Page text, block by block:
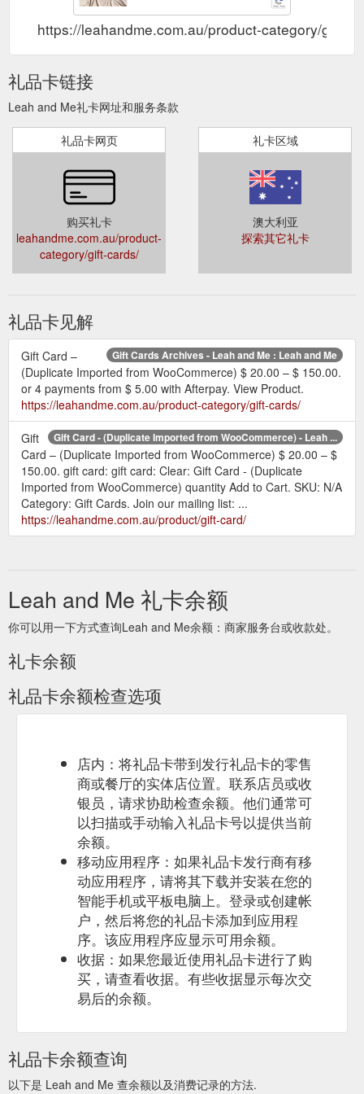
https://leahandme.com.au/product-category/gift-
礼品卡链接
Leah and Me礼卡网址和服务条款
礼品卡网页
购买礼卡
leahandme.com.au/product-
category/gift-cards/
礼卡区域
澳大利亚
探索其它礼卡
礼品卡见解
Gift Cards Archives - Leah and Me : Leah and Me
Gift Card –
(Duplicate Imported from WooCommerce) $ 20.00 – $ 150.00.
or 4 payments from $ 5.00 with Afterpay. View Product.
https://leahandme.com.au/product-category/gift-cards/
Gift Card - (Duplicate Imported from WooCommerce) - Leah ...
Gift
Card – (Duplicate Imported from WooCommerce) $ 20.00 – $
150.00. gift card: gift card: Clear: Gift Card - (Duplicate
Imported from WooCommerce) quantity Add to Cart. SKU: N/A
Category: Gift Cards. Join our mailing list: ...
https://leahandme.com.au/product/gift-card/
Leah and Me 礼卡余额
你可以用一下方式查询Leah and Me余额：商家服务台或收款处。
礼卡余额
礼品卡余额检查选项
店内：将礼品卡带到发行礼品卡的零售
商或餐厅的实体店位置。联系店员或收
银员，请求协助检查余额。他们通常可
以扫描或手动输入礼品卡号以提供当前
余额。
移动应用程序：如果礼品卡发行商有移
动应用程序，请将其下载并安装在您的
智能手机或平板电脑上。登录或创建帐
户，然后将您的礼品卡添加到应用程
序。该应用程序应显示可用余额。
收据：如果您最近使用礼品卡进行了购
买，请查看收据。有些收据显示每次交
易后的余额。
礼品卡余额查询
以下是 Leah and Me 查余额以及消费记录的方法.